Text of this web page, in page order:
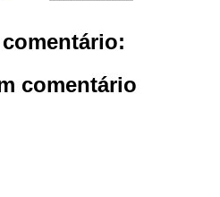
comentário